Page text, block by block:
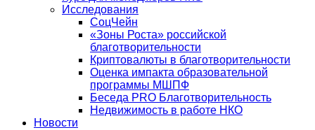
Исследования
СоцЧейн
«Зоны Роста» российской
благотворительности
Криптовалюты в благотворительности
Оценка импакта образовательной
программы МШПФ
Беседа PRO Благотворительность
Недвижимость в работе НКО
Новости